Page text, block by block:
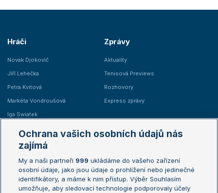
Hráči
Novak Djokovič
Jiří Lehečka
Petra Kvitová
Markéta Vondroušová
Iga Swiatek
Zprávy
Aktuality
Tenisová Previews
Rozhovory
Express zprávy
Žebříčky
Žebříček ATP (muži)
Žebříček WTA (ženy)
Sázkařský žebříček
Australian Open
French Open
Wimbledon
Ochrana vašich osobních údajů nás
zajímá
My a naši partneři 999 ukládáme do vašeho zařízení
osobní údaje, jako jsou údaje o prohlížení nebo jedinečné
identifikátory, a máme k nim přístup. Výběr Souhlasím
umožňuje, aby sledovací technologie podporovaly účely